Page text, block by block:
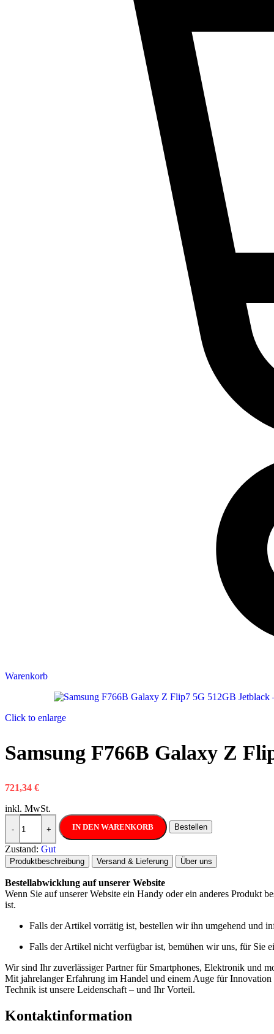
Warenkorb
Click to enlarge
Samsung F766B Galaxy Z
721,34 €
inkl. MwSt.
-
Samsung F766B Galaxy Z Flip7 5G 512GB Jetblack Menge
+ IN DEN WARENKORB Bestellen
Zustand: Gut
Produktbeschreibung Versand & Lieferung Über uns
Bestellabwicklung auf unserer Website
Wenn Sie auf unserer Website ein Handy oder ein anderes Produkt
ist.
Falls der Artikel vorrätig ist, bestellen wir ihn umgehend und
Falls der Artikel nicht verfügbar ist, bemühen wir uns, für Sie
Wir sind Ihr zuverlässiger Partner für Smartphones, Elektronik und
Mit jahrelanger Erfahrung im Handel und einem Auge für
Technik ist unsere Leidenschaft – und Ihr Vorteil.
Kontaktinformation